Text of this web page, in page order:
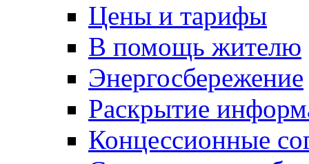
Цены и тарифы
В помощь жителю
Энергосбережение
Раскрытие
Концессионные